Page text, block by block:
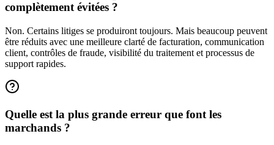
complètement évitées ?
Non. Certains litiges se produiront toujours. Mais beaucoup peuvent
être réduits avec une meilleure clarté de facturation, communication
client, contrôles de fraude, visibilité du traitement et processus de
support rapides.
Quelle est la plus grande erreur que font les
marchands ?